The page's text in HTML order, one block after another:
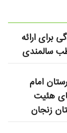
برای ارائه
سالمندی
امام
هئیت
زنجان